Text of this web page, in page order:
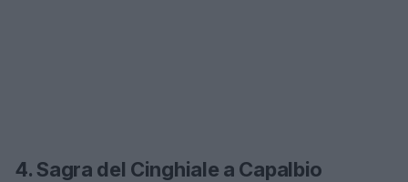
4. Sagra del Cinghiale a Capalbio